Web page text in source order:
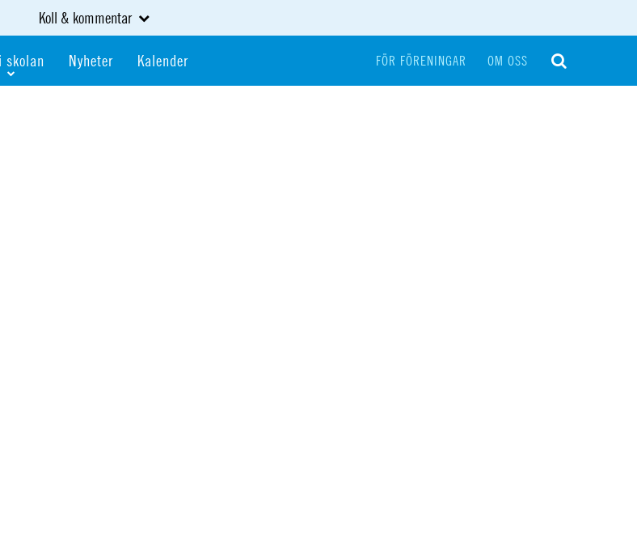
Koll & kommentar
skolan Nyheter Kalender FÖR FÖRENINGAR OM OSS